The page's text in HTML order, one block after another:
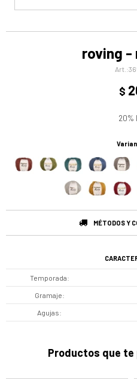
roving -
$
20%
MÉTODOS Y
Temporada
Gramaje
Agujas
Productos que